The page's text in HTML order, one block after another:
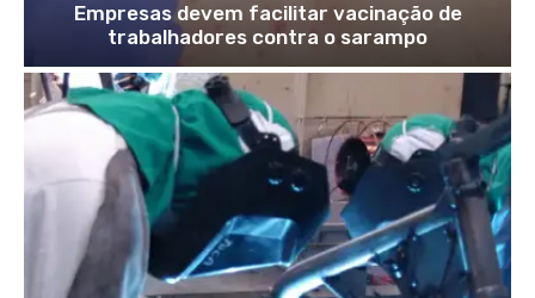
Empresas devem facilitar vacinação de
trabalhadores contra o sarampo